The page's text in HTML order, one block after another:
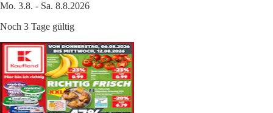
Mo. 3.8. - Sa. 8.8.2026
Noch 3 Tage gültig